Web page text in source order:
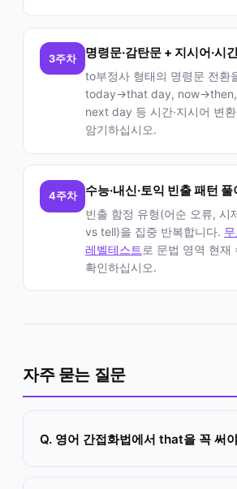
3주차 명령문·감탄문 + 지시어·시
to부정사 형태의 명령문 전환
today→that day,
next day 등 시간·지시어 변
암기하십시오.
4주차 수능·내신·토익 빈출 패턴
빈출 함정 유형(어순 오류, 시
vs tell)을 집중 반복합니다.
레벨테스트 로 문법 영역 현재
확인하십시오.
자주 묻는 질문
Q. 영어 간접화법에서 that을 꼭 써